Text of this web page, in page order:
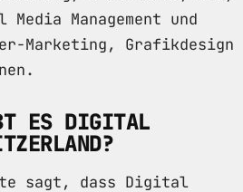
Management und
Marketing, Grafikdesign
ES DIGITAL
sagt, dass Digital